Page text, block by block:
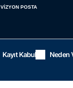
VİZYON POSTA
Kayıt Kabul Neden